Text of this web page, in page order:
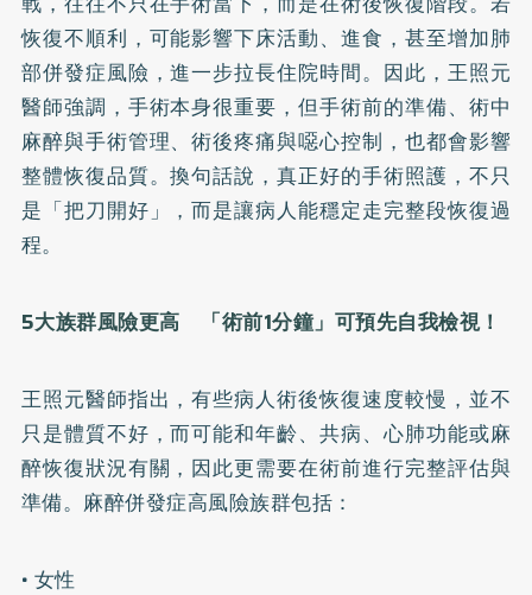
恢復不順利，可能影響下床活動、進食，甚至增加肺
部併發症風險，進一步拉長住院時間。因此，王照元
醫師強調，手術本身很重要，但手術前的準備、術中
麻醉與手術管理、術後疼痛與噁心控制，也都會影響
整體恢復品質。換句話說，真正好的手術照護，不只
是「把刀開好」，而是讓病人能穩定走完整段恢復過
程。
5大族群風險更高 「術前1分鐘」可預先自我檢視！
王照元醫師指出，有些病人術後恢復速度較慢，並不
只是體質不好，而可能和年齡、共病、心肺功能或麻
醉恢復狀況有關，因此更需要在術前進行完整評估與
準備。麻醉併發症高風險族群包括：
• 女性